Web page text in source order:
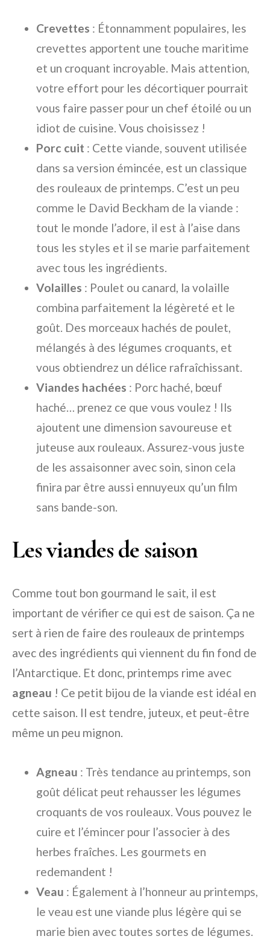
Crevettes : Étonnamment populaires, les
crevettes apportent une touche maritime
et un croquant incroyable. Mais attention,
votre effort pour les décortiquer pourrait
vous faire passer pour un chef étoilé ou un
idiot de cuisine. Vous choisissez !
Porc cuit : Cette viande, souvent utilisée
dans sa version émincée, est un classique
des rouleaux de printemps. C’est un peu
comme le David Beckham de la viande :
tout le monde l’adore, il est à l’aise dans
tous les styles et il se marie parfaitement
avec tous les ingrédients.
Volailles : Poulet ou canard, la volaille
combina parfaitement la légèreté et le
goût. Des morceaux hachés de poulet,
mélangés à des légumes croquants, et
vous obtiendrez un délice rafraîchissant.
Viandes hachées : Porc haché, bœuf
haché… prenez ce que vous voulez ! Ils
ajoutent une dimension savoureuse et
juteuse aux rouleaux. Assurez-vous juste
de les assaisonner avec soin, sinon cela
finira par être aussi ennuyeux qu’un film
sans bande-son.
Les viandes de saison
Comme tout bon gourmand le sait, il est
important de vérifier ce qui est de saison. Ça ne
sert à rien de faire des rouleaux de printemps
avec des ingrédients qui viennent du fin fond de
l’Antarctique. Et donc, printemps rime avec
agneau ! Ce petit bijou de la viande est idéal en
cette saison. Il est tendre, juteux, et peut-être
même un peu mignon.
Agneau : Très tendance au printemps, son
goût délicat peut rehausser les légumes
croquants de vos rouleaux. Vous pouvez le
cuire et l’émincer pour l’associer à des
herbes fraîches. Les gourmets en
redemandent !
Veau : Également à l’honneur au printemps,
le veau est une viande plus légère qui se
marie bien avec toutes sortes de légumes.